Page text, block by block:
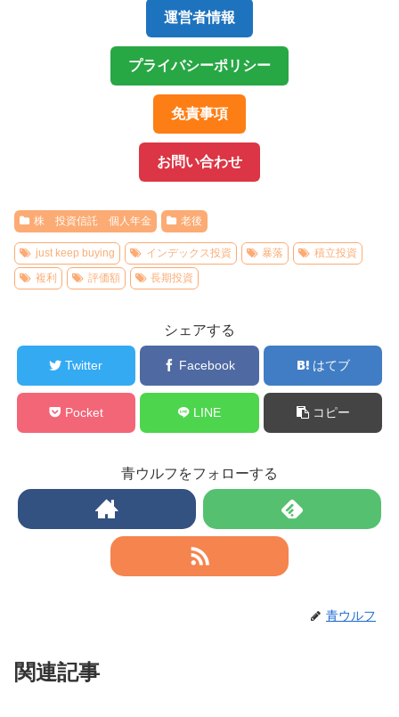
運営者情報
プライバシーポリシー
免責事項
お問い合わせ
株 投資信託 個人年金 老後
just keep buying インデックス投資 暴落
積立投資
複利
評価額 長期投資
シェアする
Twitter Facebook はてブ
Pocket LINE コピー
青ウルフをフォローする
青ウルフ
関連記事